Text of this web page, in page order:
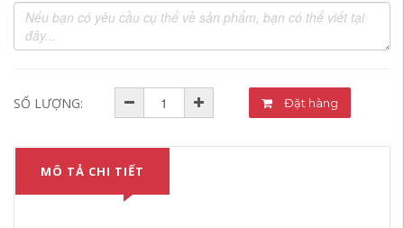
SỐ LƯỢNG: Đặt hàng
MÔ TẢ CHI TIẾT